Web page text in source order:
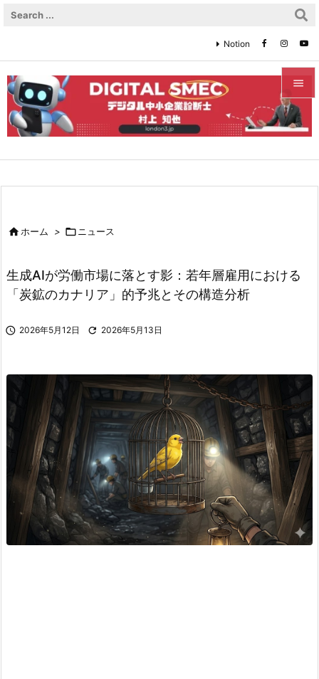


メニュ

検索
Notion
ホーム >  ニュース
生成AIが労働市場に落とす影：若年層雇用における
「炭鉱のカナリア」的予兆とその構造分析
 2026年5月12日  2026年5月13日